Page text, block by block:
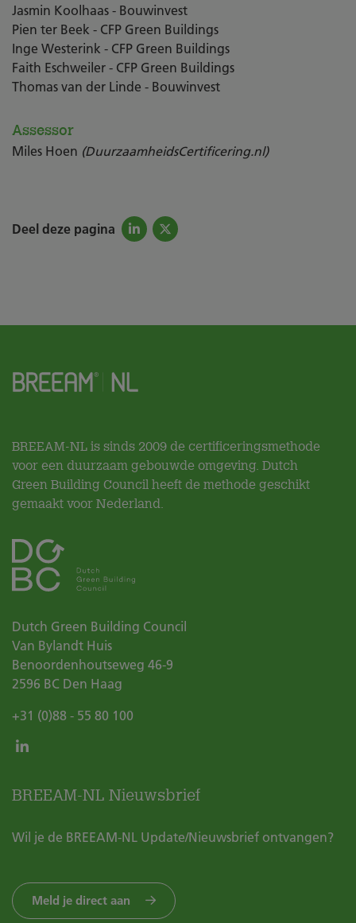
Jasmin Koolhaas - Bouwinvest
Pien ter Beek - CFP Green Buildings
Inge Westerink - CFP Green Buildings
Faith Eschweiler - CFP Green Buildings
Thomas van der Linde - Bouwinvest
Assessor
Miles Hoen (DuurzaamheidsCertificering.nl)
Deel deze pagina
BREEAM-NL is sinds 2009 de certificeringsmethode
voor een duurzaam gebouwde omgeving. Dutch
Green Building Council heeft de methode geschikt
gemaakt voor Nederland.
Dutch Green Building Council
Van Bylandt Huis
Benoordenhoutseweg 46-9
2596 BC Den Haag
+31 (0)88 - 55 80 100
BREEAM-NL Nieuwsbrief
Wil je de BREEAM-NL Update/Nieuwsbrief ontvangen?
Meld je direct aan